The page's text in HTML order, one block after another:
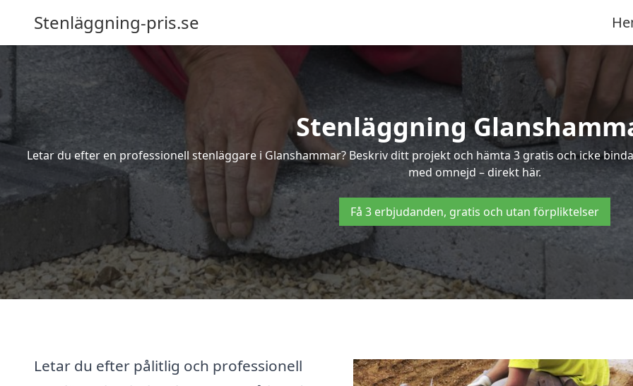
Stenläggning-pris.se
Stenläggning
Letar du efter en professionell stenläggare i Glanshammar? Beskriv ditt projekt och hämta 3 gratis och icke
med omnejd – direkt här.
Få 3 erbjudanden, gratis och utan förpliktelser
Letar du efter pålitlig och professionell